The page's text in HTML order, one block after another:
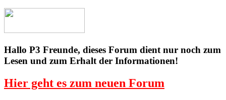
Hallo P3 Freunde, dieses Forum dient nur noch zum
Lesen und zum Erhalt der Informationen!
Hier geht es zum neuen Forum